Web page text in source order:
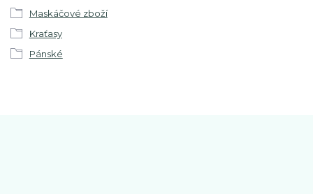
Maskáčové zboží
Kraťasy
Pánské